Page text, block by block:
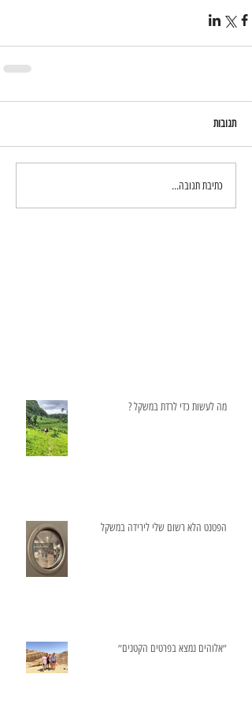
תגובות
כתיבת תגובה...
מה לעשות כדי לרדת במשקל ?
הפטנט הלא רשום שלי לירידה במשקל
״אלוהים נמצא בפרטים הקטנים״